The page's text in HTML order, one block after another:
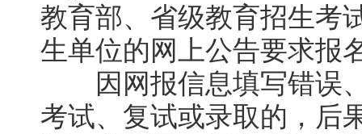
教育部、省级教育招生考
生单位的网上公告要求报
因网报信息填写错误、
考试、复试或录取的，后